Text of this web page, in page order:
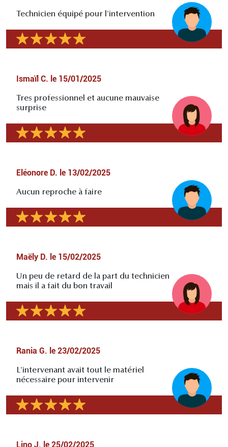
Technicien équipé pour l'intervention
Ismaïl C. le 15/01/2025
Tres professionnel et aucune mauvaise
surprise
Eléonore D. le 13/02/2025
Aucun reproche à faire
Maëly D. le 15/02/2025
Un peu de retard de la part du technicien
mais il a fait du bon travail
Rania G. le 23/02/2025
L'intervenant avait tout le matériel
nécessaire pour intervenir
Lino J. le 25/02/2025